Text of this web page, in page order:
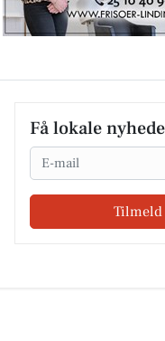
Få lokale
Email
Tilmeld